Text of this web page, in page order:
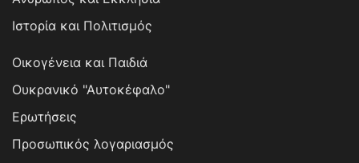
Ιστορία και Πολιτισμός
Οικογένεια και Παιδιά
Ουκρανικό "Αυτοκέφαλο"
Ερωτήσεις
Προσωπικός λογαριασμός